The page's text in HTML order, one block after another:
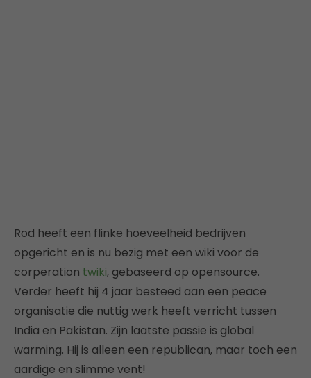
Rod heeft een flinke hoeveelheid bedrijven
opgericht en is nu bezig met een wiki voor de
corperation twiki, gebaseerd op opensource.
Verder heeft hij 4 jaar besteed aan een peace
organisatie die nuttig werk heeft verricht tussen
India en Pakistan. Zijn laatste passie is global
warming. Hij is alleen een republican, maar toch een
aardige en slimme vent!